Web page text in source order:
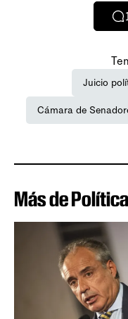
Juicio
Cámara de
Más de Política